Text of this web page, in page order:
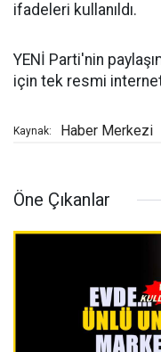
ifadeleri kullanıldı.
YENİ Parti'nin
için tek resmi
Kaynak: Haber Merkezi
Öne Çıkanlar